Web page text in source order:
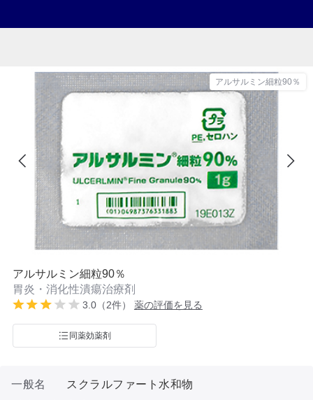
アルサルミン細粒90％
アルサルミン細粒90％
胃炎・消化性潰瘍治療剤
3.0（2件） 薬の評価を見る
同薬効薬剤
一般名
スクラルファート水和物